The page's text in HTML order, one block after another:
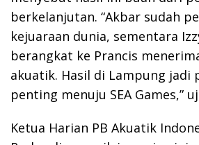
berkelanjutan. “Akbar sudah
kejuaraan dunia, sementara
berangkat ke Prancis
akuatik. Hasil di Lampung jadi
penting menuju SEA Games,”
Ketua Harian PB Akuatik